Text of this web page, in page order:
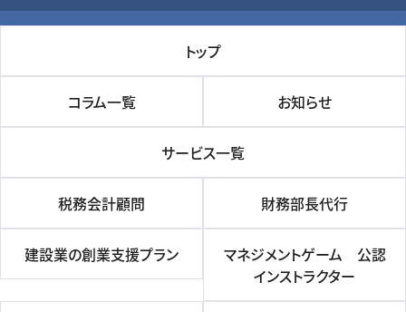
トップ
コラム一覧 お知らせ
サービス一覧
税務会計顧問 財務部長代行
建設業の創業支援プラン
マネジメントゲーム 公認
インストラクター